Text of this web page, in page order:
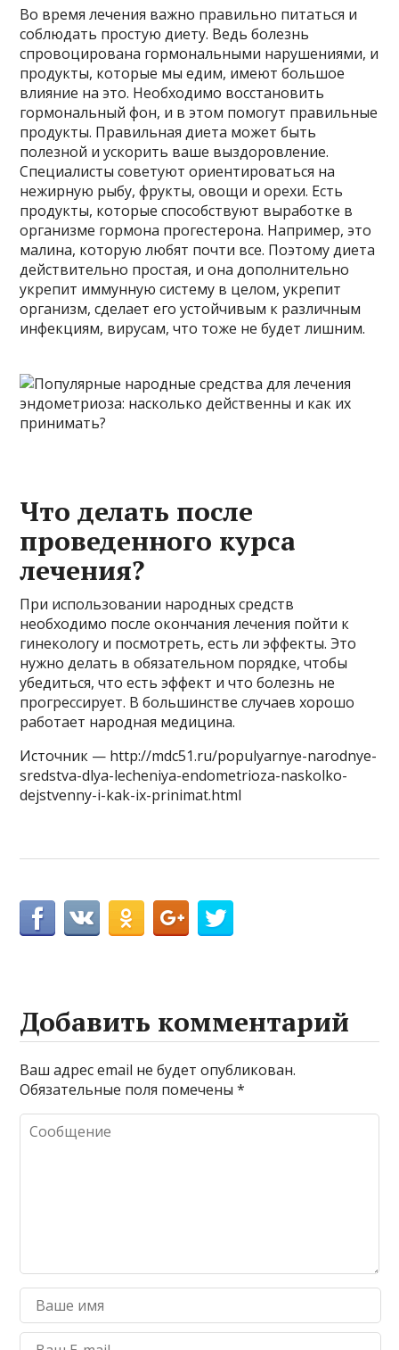
Во время лечения важно правильно питаться и
соблюдать простую диету. Ведь болезнь
спровоцирована гормональными нарушениями, и
продукты, которые мы едим, имеют большое
влияние на это. Необходимо восстановить
гормональный фон, и в этом помогут правильные
продукты. Правильная диета может быть
полезной и ускорить ваше выздоровление.
Специалисты советуют ориентироваться на
нежирную рыбу, фрукты, овощи и орехи. Есть
продукты, которые способствуют выработке в
организме гормона прогестерона. Например, это
малина, которую любят почти все. Поэтому диета
действительно простая, и она дополнительно
укрепит иммунную систему в целом, укрепит
организм, сделает его устойчивым к различным
инфекциям, вирусам, что тоже не будет лишним.
Что делать после
проведенного курса
лечения?
При использовании народных средств
необходимо после окончания лечения пойти к
гинекологу и посмотреть, есть ли эффекты. Это
нужно делать в обязательном порядке, чтобы
убедиться, что есть эффект и что болезнь не
прогрессирует. В большинстве случаев хорошо
работает народная медицина.
Источник — http://mdc51.ru/populyarnye-narodnye-
sredstva-dlya-lecheniya-endometrioza-naskolko-
dejstvenny-i-kak-ix-prinimat.html
Добавить комментарий
Ваш адрес email не будет опубликован.
Обязательные поля помечены*